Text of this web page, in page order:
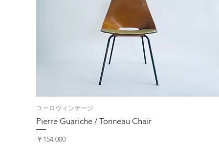
ユーロヴィンテージ
Pierre Guariche / Tonneau Chair
価格
￥154,000